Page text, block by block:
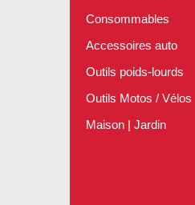
Consommables
Accessoires auto
Outils poids-lourds
Outils Motos / Vélos
Maison | Jardin